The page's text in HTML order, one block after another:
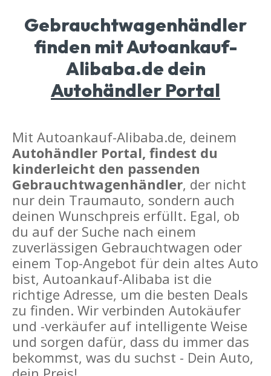
Gebrauchtwagenhändler
finden mit Autoankauf-
Alibaba.de dein
Autohändler Portal
Mit Autoankauf-Alibaba.de, deinem
Autohändler Portal, findest du
kinderleicht den passenden
Gebrauchtwagenhändler, der nicht
nur dein Traumauto, sondern auch
deinen Wunschpreis erfüllt. Egal, ob
du auf der Suche nach einem
zuverlässigen Gebrauchtwagen oder
einem Top-Angebot für dein altes Auto
bist, Autoankauf-Alibaba ist die
richtige Adresse, um die besten Deals
zu finden. Wir verbinden Autokäufer
und -verkäufer auf intelligente Weise
und sorgen dafür, dass du immer das
bekommst, was du suchst - Dein Auto,